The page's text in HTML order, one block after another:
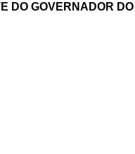
DO GOVERNADOR